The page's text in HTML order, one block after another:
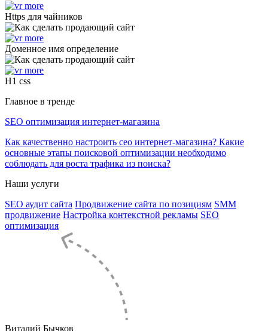
Https для чайников
Доменное имя определение
H1 css
Главное в тренде
SEO оптимизация интернет-магазина
Как качественно настроить сео интернет-магазина? Какие
основные этапы поисковой оптимизации необходимо
соблюдать для роста трафика из поиска?
Наши услуги
SEO аудит сайта Продвижение сайта по позициям SMM
продвижение Настройка контекстной рекламы SEO
оптимизация
Виталий Бычков